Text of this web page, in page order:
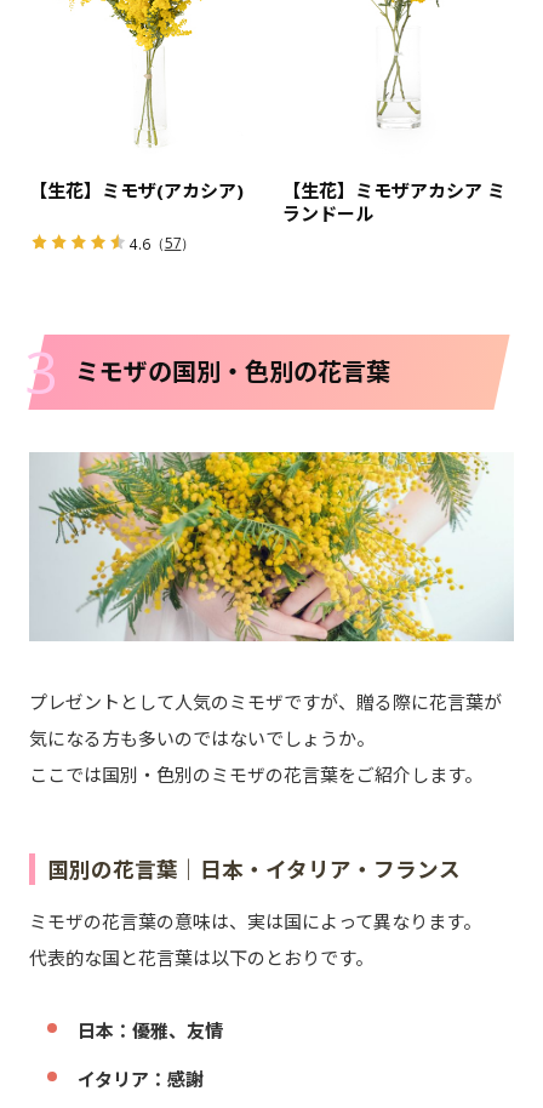
【生花】ミモザ(アカシア)
4.6（57）
【生花】ミモザアカシア ミ
ランドール
3 ミモザの国別・色別の花言葉
プレゼントとして人気のミモザですが、贈る際に花言葉が
気になる方も多いのではないでしょうか。
ここでは国別・色別のミモザの花言葉をご紹介します。
国別の花言葉｜日本・イタリア・フランス
ミモザの花言葉の意味は、実は国によって異なります。
代表的な国と花言葉は以下のとおりです。
日本：優雅、友情
イタリア：感謝